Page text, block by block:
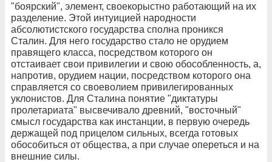
"боярский", элемент, своекорыстно работающий на их
разделение. Этой интуицией народности
абсолютистского государства сполна проникся
Сталин. Для него государство стало не орудием
правящего класса, посредством которого он
отстаивает свои привилегии и свою обособленность, а,
напротив, орудием нации, посредством которого она
справляется со своеволием привилегированных
уклонистов. Для Сталина понятие "диктатуры
пролетариата" высвечивало древний, "восточный"
смысл государства как инстанции, в первую очередь
держащей под прицелом сильных, всегда готовых
обособиться от общества, а при случае опереться и на
внешние силы.